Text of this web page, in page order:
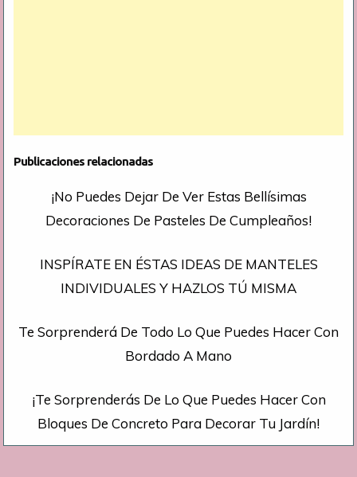
Publicaciones relacionadas
¡No Puedes Dejar De Ver Estas Bellísimas
Decoraciones De Pasteles De Cumpleaños!
INSPÍRATE EN ÉSTAS IDEAS DE MANTELES
INDIVIDUALES Y HAZLOS TÚ MISMA
Te Sorprenderá De Todo Lo Que Puedes Hacer Con
Bordado A Mano
¡Te Sorprenderás De Lo Que Puedes Hacer Con
Bloques De Concreto Para Decorar Tu Jardín!